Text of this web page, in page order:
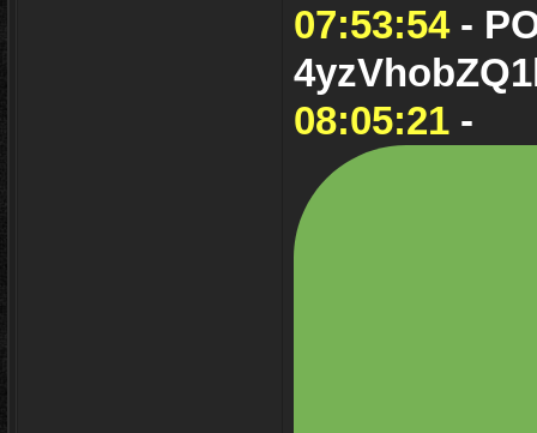
07:53:54-
08:05:21 -